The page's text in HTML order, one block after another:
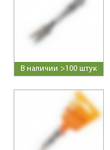
В наличии >100 штук